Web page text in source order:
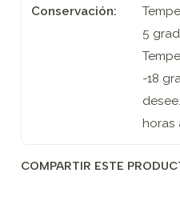
Conservación:
5
-18
horas
COMPARTIR ESTE